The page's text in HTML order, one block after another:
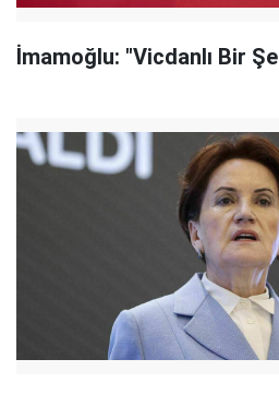
İmamoğlu: "Vicdanlı Bir